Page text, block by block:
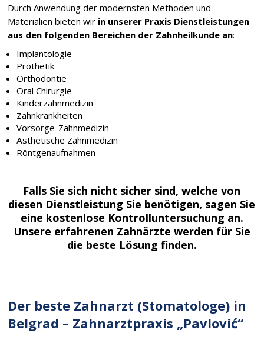
Durch Anwendung der modernsten Methoden und
Materialien bieten wir in unserer Praxis Dienstleistungen
aus den folgenden Bereichen der Zahnheilkunde an:
Implantologie
Prothetik
Orthodontie
Oral Chirurgie
Kinderzahnmedizin
Zahnkrankheiten
Vorsorge-Zahnmedizin
Ästhetische Zahnmedizin
Röntgenaufnahmen
Falls Sie sich nicht sicher sind, welche von
diesen Dienstleistung Sie benötigen, sagen Sie
eine kostenlose Kontrolluntersuchung an.
Unsere erfahrenen Zahnärzte werden für Sie
die beste Lösung finden.
Der beste Zahnarzt (Stomatologe) in
Belgrad – Zahnarztpraxis „Pavlović“